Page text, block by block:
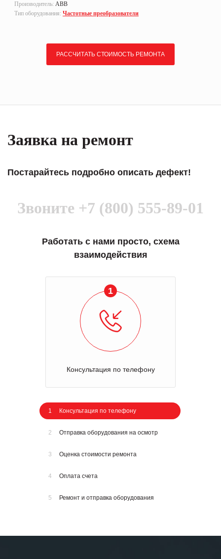
Производитель: ABB
Тип оборудования: Частотные преобразователи
РАССЧИТАТЬ СТОИМОСТЬ РЕМОНТА
Заявка на ремонт
Постарайтесь подробно описать дефект!
Звоните +7 (800) 555-89-01
Работать с нами просто, схема
взаимодействия
1
Консультация по телефону
1 Консультация по телефону
2 Отправка оборудования на осмотр
3 Оценка стоимости ремонта
4 Оплата счета
5 Ремонт и отправка оборудования